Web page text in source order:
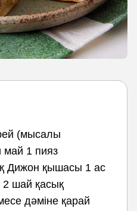
(мысалы
1 пияз
Дижон қышасы 1 ас
2 шай қасық
дәміне қарай